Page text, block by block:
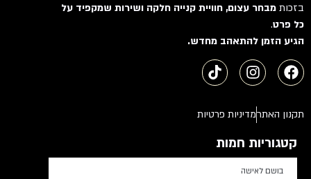
בזכותמבחר עצום, חוויית קנייה חלקה ושירות שמקפיד על
כל פרט.
הגיע הזמן להתאהב מחדש.
תקנון האתרמדיניות פרטיות
קטגוריות חמות
בושם לאישה